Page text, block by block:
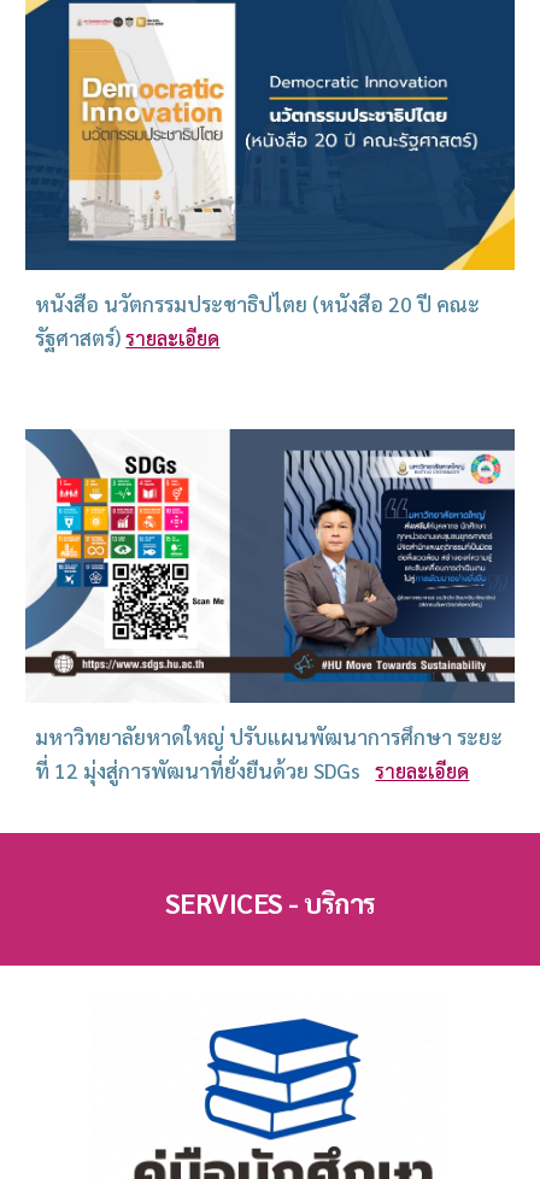
หนังสือ นวัตกรรมประชาธิปไตย (หนังสือ 20 ปี คณะ
รัฐศาสตร์) รายละเอียด
มหาวิทยาลัยหาดใหญ่ ปรับแผนพัฒนาการศึกษา ระยะ
ที่ 12 มุ่งสู่การพัฒนาที่ยั่งยืนด้วย SDGs
รายละเอียด
SERVICES - บริการ